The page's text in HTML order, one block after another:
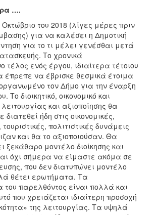
….
του 2018 (λίγες μέρες πριν
για να καλέσει η Δημοτική
για το τι μέλει γενέσθαι μετά
Το χρονικά
τέλος ενός έργου, ιδιαίτερα τέτοιου
έπρεπε να έβρισκε θεσμικά έτοιμα
οργανωμένο τον Δήμο για την έναρξη
Το διοικητικό, οικονομικό και
και αξιοποίησης θα
ήδη στις οικονομικές,
πολιτιστικές δυνάμεις
και θα το αξιοποιούσαν. Θα
ξεκάθαρο μοντέλο διοίκησης και
όχι σήμερα να είμαστε ακόμα σε
που δεν διατυπώνει μοντέλο
θέτει ερωτήματα. Τα
παρελθόντος είναι πολλά και
που χρειάζεται ιδιαίτερη προσοχή
της λειτουργίας. Τα υψηλά